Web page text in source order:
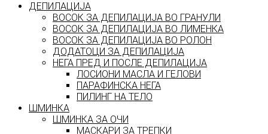
ДЕПИЛАЦИЈА
ВОСОК ЗА ДЕПИЛАЦИЈА ВО ГРАНУЛИ
ВОСОК ЗА ДЕПИЛАЦИЈА ВО ЛИМЕНКА
ВОСОК ЗА ДЕПИЛАЦИЈА ВО РОЛОН
ДОДАТОЦИ ЗА ДЕПИЛАЦИЈА
НЕГА ПРЕД И ПОСЛЕ ДЕПИЛАЦИЈА
ЛОСИОНИ МАСЛА И ГЕЛОВИ
ПАРАФИНСКА НЕГА
ПИЛИНГ НА ТЕЛО
ШМИНКА
ШМИНКА ЗА ОЧИ
МАСКАРИ ЗА ТРЕПКИ